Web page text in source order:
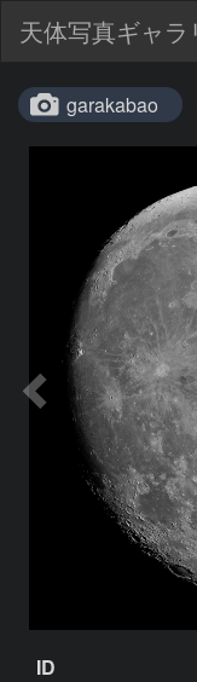
天体写真ギャラ
garakabao
ID